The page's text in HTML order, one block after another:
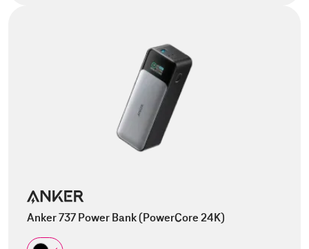
Anker 737 Power Bank (PowerCore 24K)